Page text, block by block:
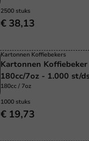
2500 stuks
€ 38,13
Kartonnen Koffiebekers
Kartonnen
180cc/7oz - 1.000 st/
180cc / 7oz
1000 stuks
€ 19,73